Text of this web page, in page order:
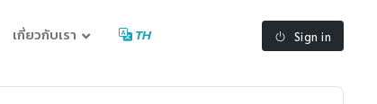
เกี่ยวกับเรา TH Sign in